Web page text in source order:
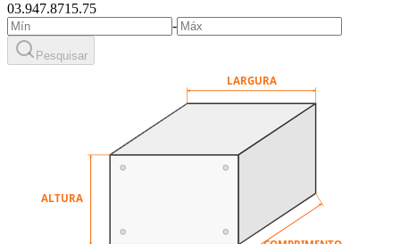
03.947.8715.75
-
Pesquisar
LARGURA
ALTURA